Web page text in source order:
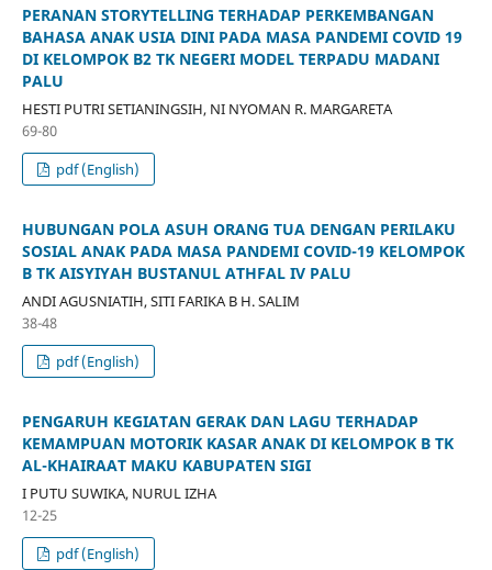
PERANAN STORYTELLING TERHADAP PERKEMBANGAN
BAHASA ANAK USIA DINI PADA MASA PANDEMI COVID 19
DI KELOMPOK B2 TK NEGERI MODEL TERPADU MADANI
PALU
HESTI PUTRI SETIANINGSIH, NI NYOMAN R. MARGARETA
69-80
pdf (English)
HUBUNGAN POLA ASUH ORANG TUA DENGAN PERILAKU
SOSIAL ANAK PADA MASA PANDEMI COVID-19 KELOMPOK
B TK AISYIYAH BUSTANUL ATHFAL IV PALU
ANDI AGUSNIATIH, SITI FARIKA B H. SALIM
38-48
pdf (English)
PENGARUH KEGIATAN GERAK DAN LAGU TERHADAP
KEMAMPUAN MOTORIK KASAR ANAK DI KELOMPOK B TK
AL-KHAIRAAT MAKU KABUPATEN SIGI
I PUTU SUWIKA, NURUL IZHA
12-25
pdf (English)